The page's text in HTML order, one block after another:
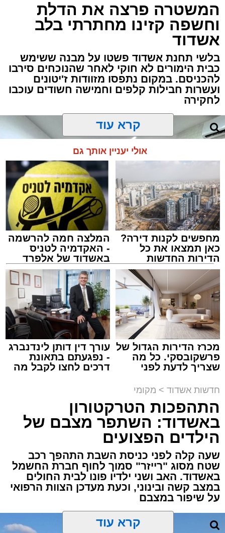
המשטרה פרצה את הדלת
וחשפה קזינו מחתרתי בלב
אשדוד
בלשי תחנת אשדוד פשטו על מבנה ששימש
כבית הימורים לא חוקי לאחר שהנוכחים סירבו
להכניסם. במקום נתפסו מזוודות ז'יטונים
ועשרות חבילות קלפים וחמישה חשודים עוכבו
לחקירה
צילום: דוברות המשטרה
מערכת האתר / 15:35 09.08.26
תגים:משטרה, אשדוד
פעילות יזומה של בלשי תחנת משטרת אשדוד
חשפה קזינו מחתרתי שפעל באחד המבנים בעיר.
הפשיטה התבצעה בעקבות מידע מודיעיני שהצביע
על פעילות בלתי חוקית המתקיימת במקום.
עם הגעת הכוחות למבנה, דרשו השוטרים את
פתיחת הדלתות, אך הנוכחים במקום בחרו
להתעלם וסירבו לאפשר לכוחות להיכנס. לנוכח
הסירוב, נאלצו הבלשים לפרוץ את הדלת בכוח
קרא עוד
אולי יעניין אותך גם
מחפשים לקנות דירה?
כאן תמצאו את כל
הדירות החדשות
למכירה באשדוד >>>
המלצה חמה להרשמה
- האקדמיה לטניס
באשדוד של אלפרד
קריאולנסקי - לילדים
מכרז הדירות הגדול של
פרשקובסקי. כל מה
שצריך לדעת לפני
באשדוד
עורך דין דותן לינדנברג
- נפגעתם בתאונת
דרכים לחצו לקבל מה
חדשות אשדוד > מקומי
התהפכות הטרקטורון
באשדוד: השתפר מצבם של
הילדים הפצועים
שעה קלה לפני כניסת השבת התהפך רכב
שטח מסוג "רייזר" סמוך לחוף חברת החשמל
באשדוד. האב ושני ילדיו פונו לבית החולים
במצב קשה ובינוני, וכעת מעדכן הצוות הרפואי
על שיפור במצבם
קרא עוד